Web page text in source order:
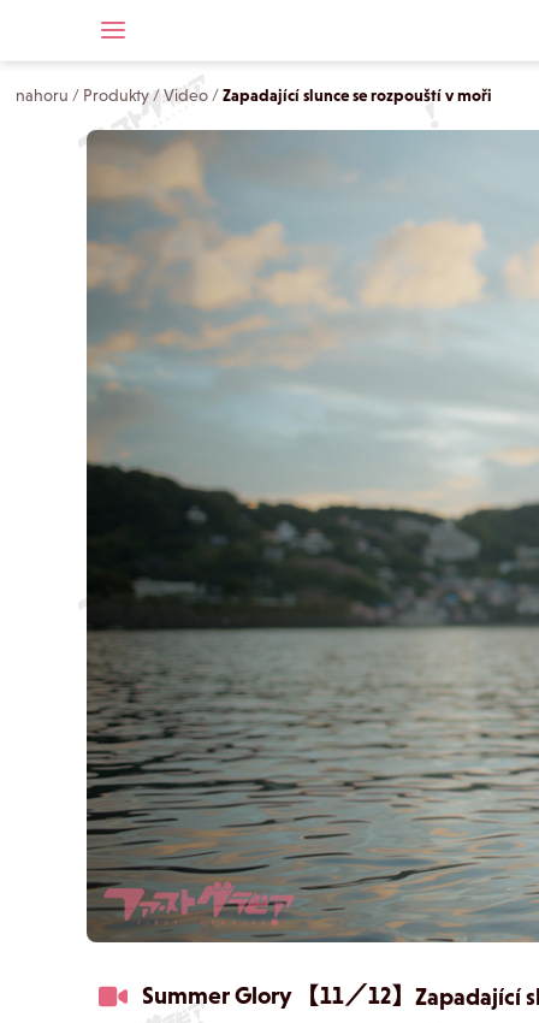
nahoru / Produkty/Video /Zapadající slunce se rozpouští v moři
Summer Glory 【11／12】 Zapadající